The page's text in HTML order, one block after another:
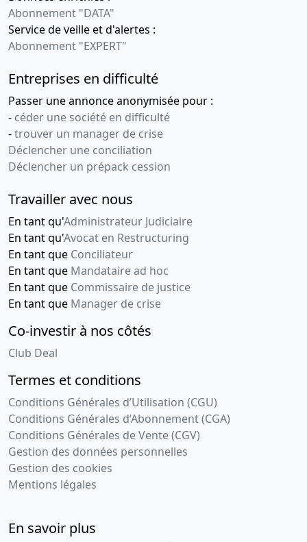
Abonnement "DATA"
Service de veille et d'alertes :
Abonnement "EXPERT"
Entreprises en difficulté
Passer une annonce anonymisée pour :
- céder une société en difficulté
-trouver un manager de crise
Déclencher une conciliation
Déclencher un prépack cession
Travailler avec nous
En tant qu'Administrateur Judiciaire
En tant qu'Avocat en Restructuring
En tant que Conciliateur
En tant que Mandataire ad hoc
En tant que Commissaire de justice
En tant que Manager de crise
Co-investir à nos côtés
Club Deal
Termes et conditions
Conditions Générales d’Utilisation (CGU)
Conditions Générales d’Abonnement (CGA)
Conditions Générales de Vente (CGV)
Gestion des données personnelles
Gestion des cookies
Mentions légales
En savoir plus